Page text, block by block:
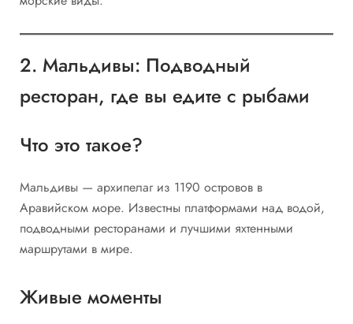
2. Мальдивы: Подводный
ресторан, где вы едите с рыбами
Что это такое?
Мальдивы — архипелаг из 1190 островов в
Аравийском море. Известны платформами над водой,
подводными ресторанами и лучшими яхтенными
маршрутами в мире.
Живые моменты